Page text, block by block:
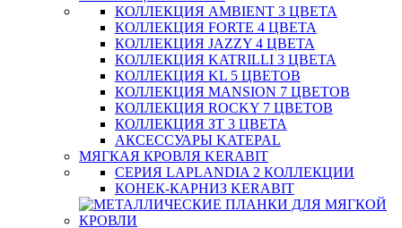
КОЛЛЕКЦИЯ AMBIENT 3 ЦВЕТА
КОЛЛЕКЦИЯ FORTE 4 ЦВЕТА
КОЛЛЕКЦИЯ JAZZY 4 ЦВЕТА
КОЛЛЕКЦИЯ KATRILLI 3 ЦВЕТА
КОЛЛЕКЦИЯ KL 5 ЦВЕТОВ
КОЛЛЕКЦИЯ MANSION 7 ЦВЕТОВ
КОЛЛЕКЦИЯ ROCKY 7 ЦВЕТОВ
КОЛЛЕКЦИЯ ЗТ 3 ЦВЕТА
АКСЕССУАРЫ KATEPAL
МЯГКАЯ КРОВЛЯ KERABIT
СЕРИЯ LAPLANDIA 2 КОЛЛЕКЦИИ
КОНЕК-КАРНИЗ KERABIT